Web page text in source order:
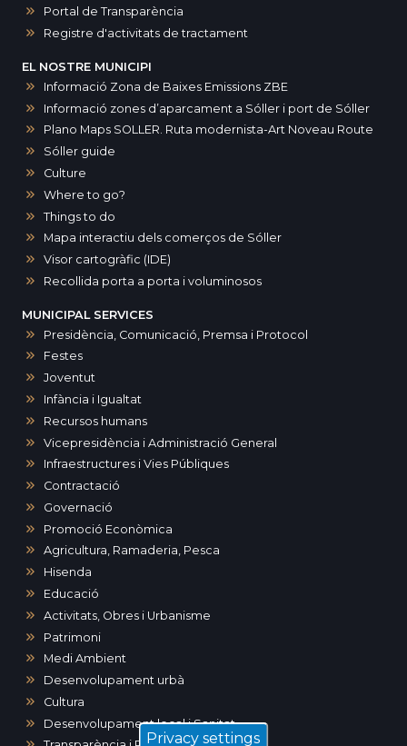
Portal de Transparència
Registre d'activitats de tractament
EL NOSTRE MUNICIPI
Informació Zona de Baixes Emissions ZBE
Informació zones d’aparcament a Sóller i port de Sóller
Plano Maps SOLLER. Ruta modernista-Art Noveau Route
Sóller guide
Culture
Where to go?
Things to do
Mapa interactiu dels comerços de Sóller
Visor cartogràfic (IDE)
Recollida porta a porta i voluminosos
MUNICIPAL SERVICES
Presidència, Comunicació, Premsa i Protocol
Festes
Joventut
Infància i Igualtat
Recursos humans
Vicepresidència i Administració General
Infraestructures i Vies Públiques
Contractació
Governació
Promoció Econòmica
Agricultura, Ramaderia, Pesca
Hisenda
Educació
Activitats, Obres i Urbanisme
Patrimoni
Medi Ambient
Desenvolupament urbà
Cultura
Desenvolupament local i Sanitat
Privacy settings